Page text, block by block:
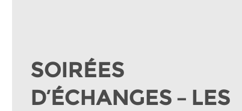
SOIRÉES
D’ÉCHANGES – LES